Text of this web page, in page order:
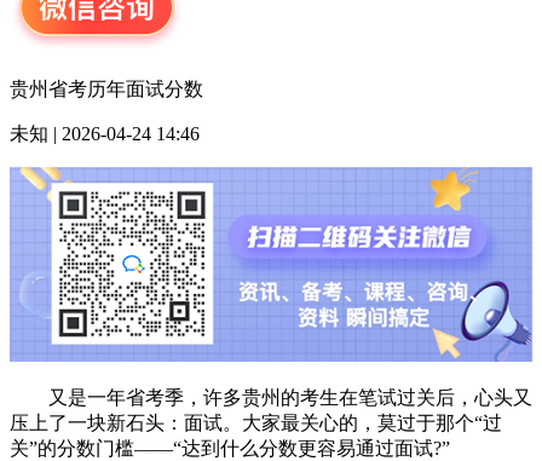
贵州省考历年面试分数
未知 | 2026-04-24 14:46
又是一年省考季，许多贵州的考生在笔试过关后，心头又
压上了一块新石头：面试。大家最关心的，莫过于那个“过
关”的分数门槛——“达到什么分数更容易通过面试?”